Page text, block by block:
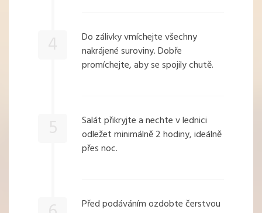
Do zálivky vmíchejte všechny
nakrájené suroviny. Dobře
promíchejte, aby se spojily chutě.
Salát přikryjte a nechte v lednici
odležet minimálně 2 hodiny, ideálně
přes noc.
Před podáváním ozdobte čerstvou